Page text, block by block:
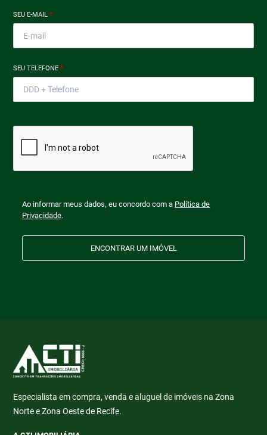
SEU E-MAIL*
SEU TELEFONE*
Ao informar meus dados, eu concordo com a Política de
Privacidade.
ENCONTRAR UM IMÓVEL
Especialista em compra, venda e aluguel de imóveis na Zona
Norte e Zona Oeste de Recife.